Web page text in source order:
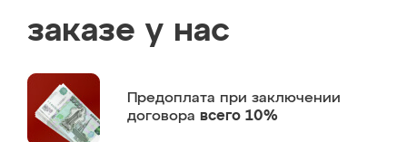
заказе у нас
Предоплата при заключении
договора всего 10%